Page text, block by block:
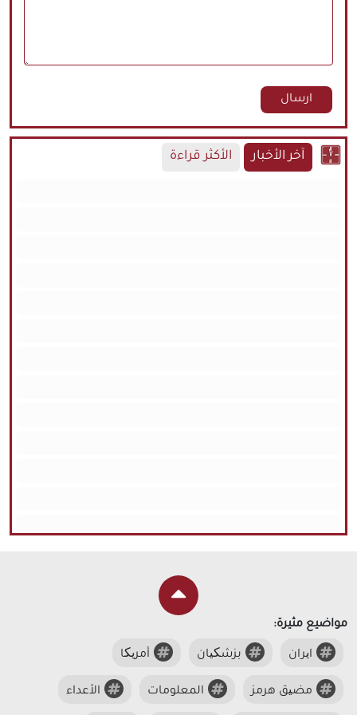
آخر الأخبار الأكثر قراءة
مواضيع مثيرة:
ایران بزشکیان أمریکا
مضیق هرمز المعلومات الأعداء